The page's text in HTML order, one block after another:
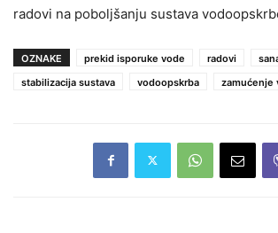
radovi na poboljšanju sustava
OZNAKE prekid isporuke vode radovi
stabilizacija sustava
vodoopskrba zamućenje